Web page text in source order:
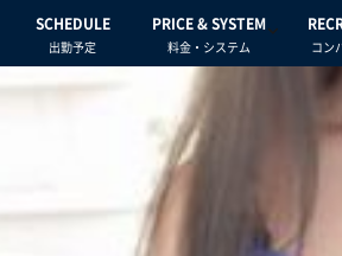
SCHEDULE
出勤予定
PRICE & SYSTEM
料金・システム コン